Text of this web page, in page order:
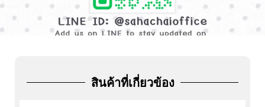
สินค้าที่เกี่ยวข้อง